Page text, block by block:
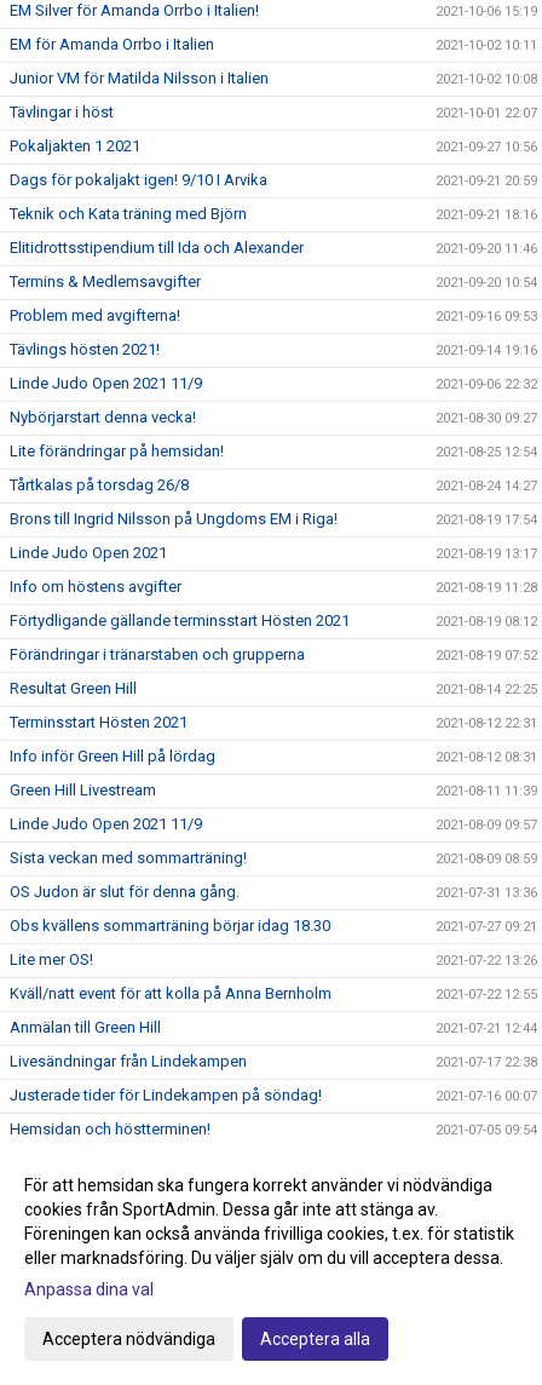
EM Silver för Amanda Orrbo i Italien! 2021-10-06 15:19
EM för Amanda Orrbo i Italien 2021-10-02 10:11
Junior VM för Matilda Nilsson i Italien 2021-10-02 10:08
Tävlingar i höst 2021-10-01 22:07
Pokaljakten 1 2021 2021-09-27 10:56
Dags för pokaljakt igen! 9/10 I Arvika 2021-09-21 20:59
Teknik och Kata träning med Björn 2021-09-21 18:16
Elitidrottsstipendium till Ida och Alexander 2021-09-20 11:46
Termins & Medlemsavgifter 2021-09-20 10:54
Problem med avgifterna! 2021-09-16 09:53
Tävlings hösten 2021! 2021-09-14 19:16
Linde Judo Open 2021 11/9 2021-09-06 22:32
Nybörjarstart denna vecka! 2021-08-30 09:27
Lite förändringar på hemsidan! 2021-08-25 12:54
Tårtkalas på torsdag 26/8 2021-08-24 14:27
Brons till Ingrid Nilsson på Ungdoms EM i Riga! 2021-08-19 17:54
Linde Judo Open 2021 2021-08-19 13:17
Info om höstens avgifter 2021-08-19 11:28
Förtydligande gällande terminsstart Hösten 2021 2021-08-19 08:12
Förändringar i tränarstaben och grupperna 2021-08-19 07:52
Resultat Green Hill 2021-08-14 22:25
Terminsstart Hösten 2021 2021-08-12 22:31
Info inför Green Hill på lördag 2021-08-12 08:31
Green Hill Livestream 2021-08-11 11:39
Linde Judo Open 2021 11/9 2021-08-09 09:57
Sista veckan med sommarträning! 2021-08-09 08:59
OS Judon är slut för denna gång. 2021-07-31 13:36
Obs kvällens sommarträning börjar idag 18.30 2021-07-27 09:21
Lite mer OS! 2021-07-22 13:26
Kväll/natt event för att kolla på Anna Bernholm 2021-07-22 12:55
Anmälan till Green Hill 2021-07-21 12:44
Livesändningar från Lindekampen 2021-07-17 22:38
Justerade tider för Lindekampen på söndag! 2021-07-16 00:07
Hemsidan och höstterminen! 2021-07-05 09:54
Glöm inte att anmäla till Lindekampen den 18/7 2021-07-05 08:50
Tävling Green Hill 14/8 Stockholm 2021-07-01 08:37
Idag börjar sommarträningen och Tävling på gång! 2021-06-29 10:51
Nytt tävlingssystem för Judotävlingar
Sommarträning från och med 29/6 kl 17.30-18.45
Knappen klubbshop är uppdaterad
För att hemsidan ska fungera korrekt använder vi nödvändiga
cookies från SportAdmin. Dessa går inte att stänga av.
Föreningen kan också använda frivilliga cookies, t.ex. för statistik
eller marknadsföring. Du väljer själv om du vill acceptera dessa.
Anpassa dina val
Acceptera nödvändiga Acceptera alla